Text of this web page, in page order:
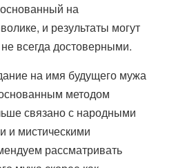
на
и результаты могут
всегда достоверными.
на имя будущего мужа
методом
связано с народными
и мистическими
рассматривать